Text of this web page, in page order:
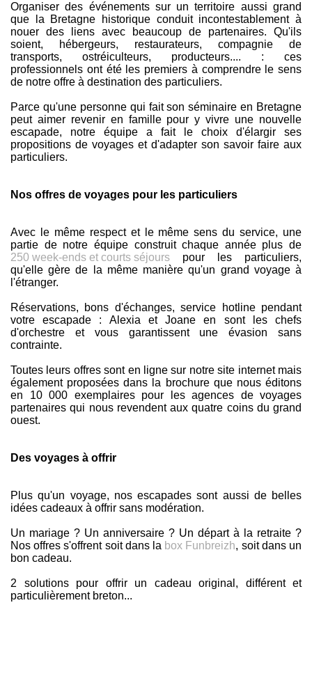
Organiser des événements sur un territoire aussi grand
que la Bretagne historique conduit incontestablement à
nouer des liens avec beaucoup de partenaires. Qu'ils
soient, hébergeurs, restaurateurs, compagnie de
transports, ostréiculteurs, producteurs.... : ces
professionnels ont été les premiers à comprendre le sens
de notre offre à destination des particuliers.
Parce qu'une personne qui fait son séminaire en Bretagne
peut aimer revenir en famille pour y vivre une nouvelle
escapade, notre équipe a fait le choix d'élargir ses
propositions de voyages et d'adapter son savoir faire aux
particuliers.
Nos offres de voyages pour les particuliers
Avec le même respect et le même sens du service, une
partie de notre équipe construit chaque année plus de
250 week-ends et courts séjours pour les particuliers,
qu'elle gère de la même manière qu'un grand voyage à
l'étranger.
Réservations, bons d'échanges, service hotline pendant
votre escapade : Alexia et Joane en sont les chefs
d'orchestre et vous garantissent une évasion sans
contrainte.
Toutes leurs offres sont en ligne sur notre site internet mais
également proposées dans la brochure que nous éditons
en 10 000 exemplaires pour les agences de voyages
partenaires qui nous revendent aux quatre coins du grand
ouest.
Des voyages à offrir
Plus qu'un voyage, nos escapades sont aussi de belles
idées cadeaux à offrir sans modération.
Un mariage ? Un anniversaire ? Un départ à la retraite ?
Nos offres s'offrent soit dans la box Funbreizh, soit dans un
bon cadeau.
2 solutions pour offrir un cadeau original, différent et
particulièrement breton...